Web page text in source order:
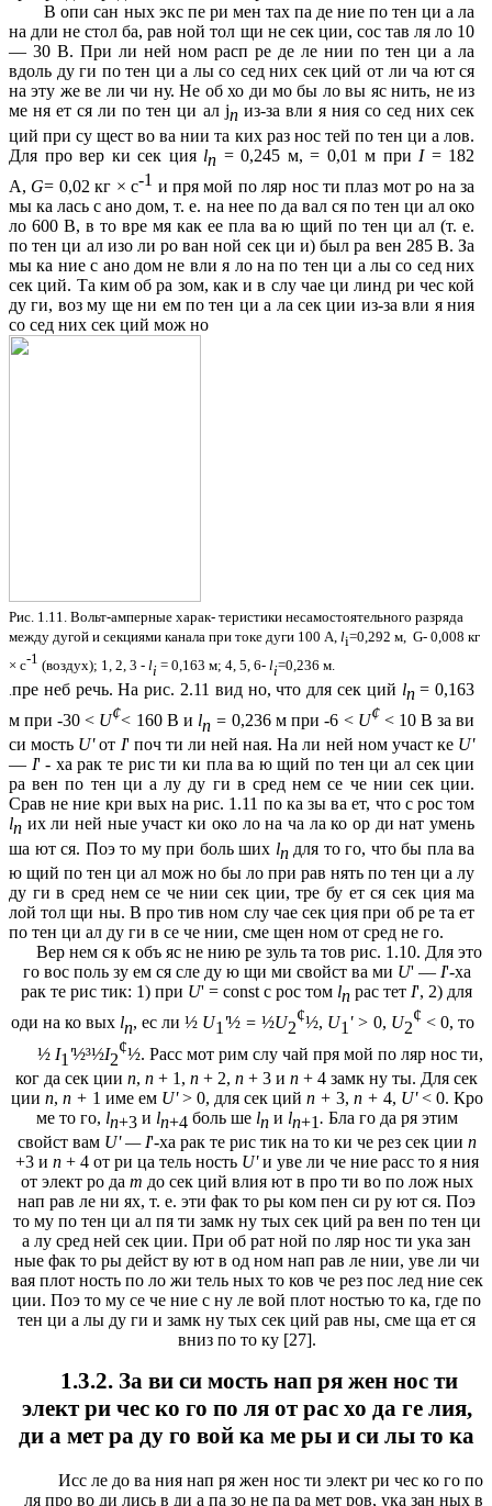
В опи сан ных экс пе ри мен тах па де ние по тен ци а ла
на дли не стол ба, рав ной тол щи не сек ции, сос тав ля ло 10
— 30 В. При ли ней ном расп ре де ле нии по тен ци а ла
вдоль ду ги по тен ци а лы со сед них сек ций от ли ча ют ся
на эту же ве ли чи ну. Не об хо ди мо бы ло вы яс нить, не из
ме ня ет ся ли по тен ци ал jnиз-за вли я ния со сед них сек
ций при су щест во ва нии та ких раз нос тей по тен ци а лов.
Для про вер ки сек ция ln = 0,245 м, = 0,01 м при I= 182
А, G= 0,02 кг × с-1 и пря мой по ляр нос ти плаз мот ро на за
мы ка лась с ано дом, т. е. на нее по да вал ся по тен ци ал око
ло 600 В, в то вре мя как ее пла ва ю щий по тен ци ал (т. е.
по тен ци ал изо ли ро ван ной сек ци и) был ра вен 285 В. За
мы ка ние с ано дом не вли я ло на по тен ци а лы со сед них
сек ций. Та ким об ра зом, как и в слу чае ци линд ри чес кой
ду ги, воз му ще ни ем по тен ци а ла сек ции из-за вли я ния
со сед них сек ций мож но
Рис. 1.11. Вольт-амперные харак- теристики несамостоятельного разряда
между дугой и секциями канала при токе дуги 100 А, li=0,292 м, G- 0,008 кг
× с-1 (воздух); 1, 2, 3 - li = 0,163 м; 4, 5, 6- li=0,236 м.
пре неб речь. На рис. 2.11 вид но, что для сек ций ln= 0,163
м при -30 < U¢< 160 В и lп=0,236 м при -6 < U¢ < 10 В за ви
си мость U'от I' поч ти ли ней ная. На ли ней ном участ ке U'
— I' - ха рак те рис ти ки пла ва ю щий по тен ци ал сек ции
ра вен по тен ци а лу ду ги в сред нем се че нии сек ции.
Срав не ние кри вых на рис. 1.11 по ка зы ва ет, что с рос том
lп их ли ней ные участ ки око ло на ча ла ко ор ди нат умень
ша ют ся. Поэ то му при боль ших lп для то го, что бы пла ва
ю щий по тен ци ал мож но бы ло при рав нять по тен ци а лу
ду ги в сред нем се че нии сек ции, тре бу ет ся сек ция ма
лой тол щи ны. В про тив ном слу чае сек ция при об ре та ет
по тен ци ал ду ги в се че нии, сме щен ном от сред не го.
Вер нем ся к объ яс не нию ре зуль та тов рис. 1.10. Для это
го вос поль зу ем ся сле ду ю щи ми свойст ва ми U' — I'-ха
рак те рис тик: 1) при U' = const с рос том ln рас тет I', 2) для
оди на ко вых ln, ес ли ½ U1 '½ = ½U2
¢½, U1 ' > 0, U2
¢ < 0, то
½ I1 '½³½I2
¢½. Расс мот рим слу чай пря мой по ляр нос ти,
ког да сек цииn,n + 1,n + 2,n + 3 иn + 4 замк ну ты. Для сек
ции n, п + 1 име ем U'> 0, для сек ций п + 3, п + 4, U'< 0. Кро
ме то го, ln+3 и ln+4 боль ше lп и ln+1. Бла го да ря этим
свойст вам U' — I'-ха рак те рис тик на то ки че рез сек ции п
+3 и п + 4 от ри ца тель ность U'и уве ли че ние расс то я ния
от элект ро да т до сек ций влия ют в про ти во по лож ных
нап рав ле ни ях, т. е. эти фак то ры ком пен си ру ют ся. Поэ
то му по тен ци ал пя ти замк ну тых сек ций ра вен по тен ци
а лу сред ней сек ции. При об рат ной по ляр нос ти ука зан
ные фак то ры дейст ву ют в од ном нап рав ле нии, уве ли чи
вая плот ность по ло жи тель ных то ков че рез пос лед ние сек
ции. Поэ то му се че ние с ну ле вой плот ностью то ка, где по
тен ци а лы ду ги и замк ну тых сек ций рав ны, сме ща ет ся
вниз по то ку [27].
1.3.2. За ви си мость нап ря жен нос ти
элект ри чес ко го по ля от рас хо да ге лия,
ди а мет ра ду го вой ка ме ры и си лы то ка
Исс ле до ва ния нап ря жен нос ти элект ри чес ко го по
ля про во ди лись в ди а па зо не па ра мет ров, ука зан ных в